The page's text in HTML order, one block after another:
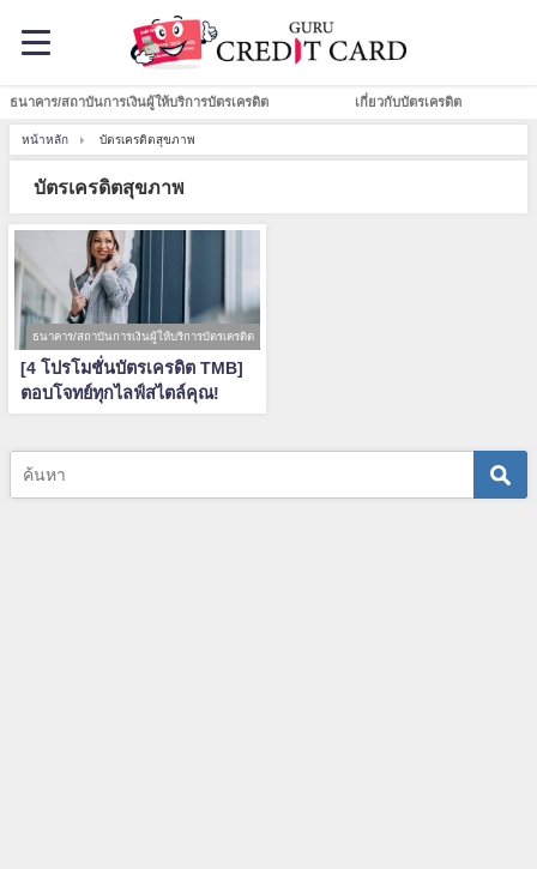
ธนาคาร/สถาบันการเงินผู้ให้บริการบัตรเครดิต เกี่ยวกับบัตรเครดิต
หน้าหลัก บัตรเครดิตสุขภาพ
บัตรเครดิตสุขภาพ
ธนาคาร/สถาบันการเงินผู้ให้บริการบัตรเครดิต
[4 โปรโมชั่นบัตรเครดิต TMB]
ตอบโจทย์ทุกไลฟ์สไตล์คุณ!